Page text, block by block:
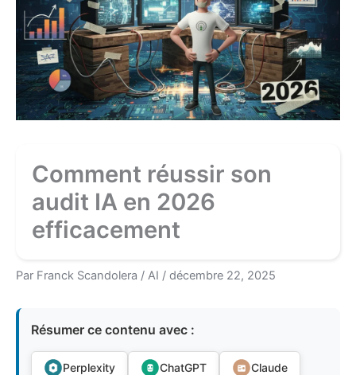
Comment réussir son
audit IA en 2026
efficacement
Par Franck Scandolera / AI / décembre 22, 2025
Résumer ce contenu avec :
Perplexity ChatGPT Claude